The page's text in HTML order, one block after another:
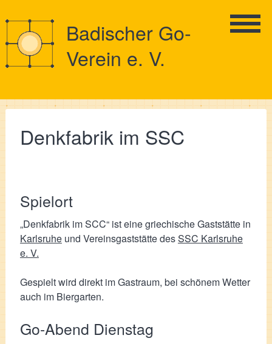
Badischer Go-
Verein e. V.
Denkfabrik im SSC
Spielort
„Denkfabrik im SCC“ ist eine griechische Gaststätte in
Karlsruheund Vereinsgaststätte desSSC Karlsruhe
e. V.
Gespielt wird direkt im Gastraum, bei schönem Wetter
auch im Biergarten.
Go-Abend Dienstag